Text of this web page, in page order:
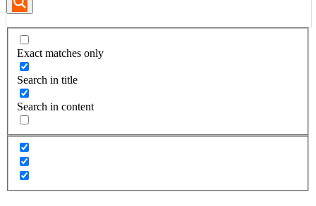
Exact matches only
Search in title
Search in content